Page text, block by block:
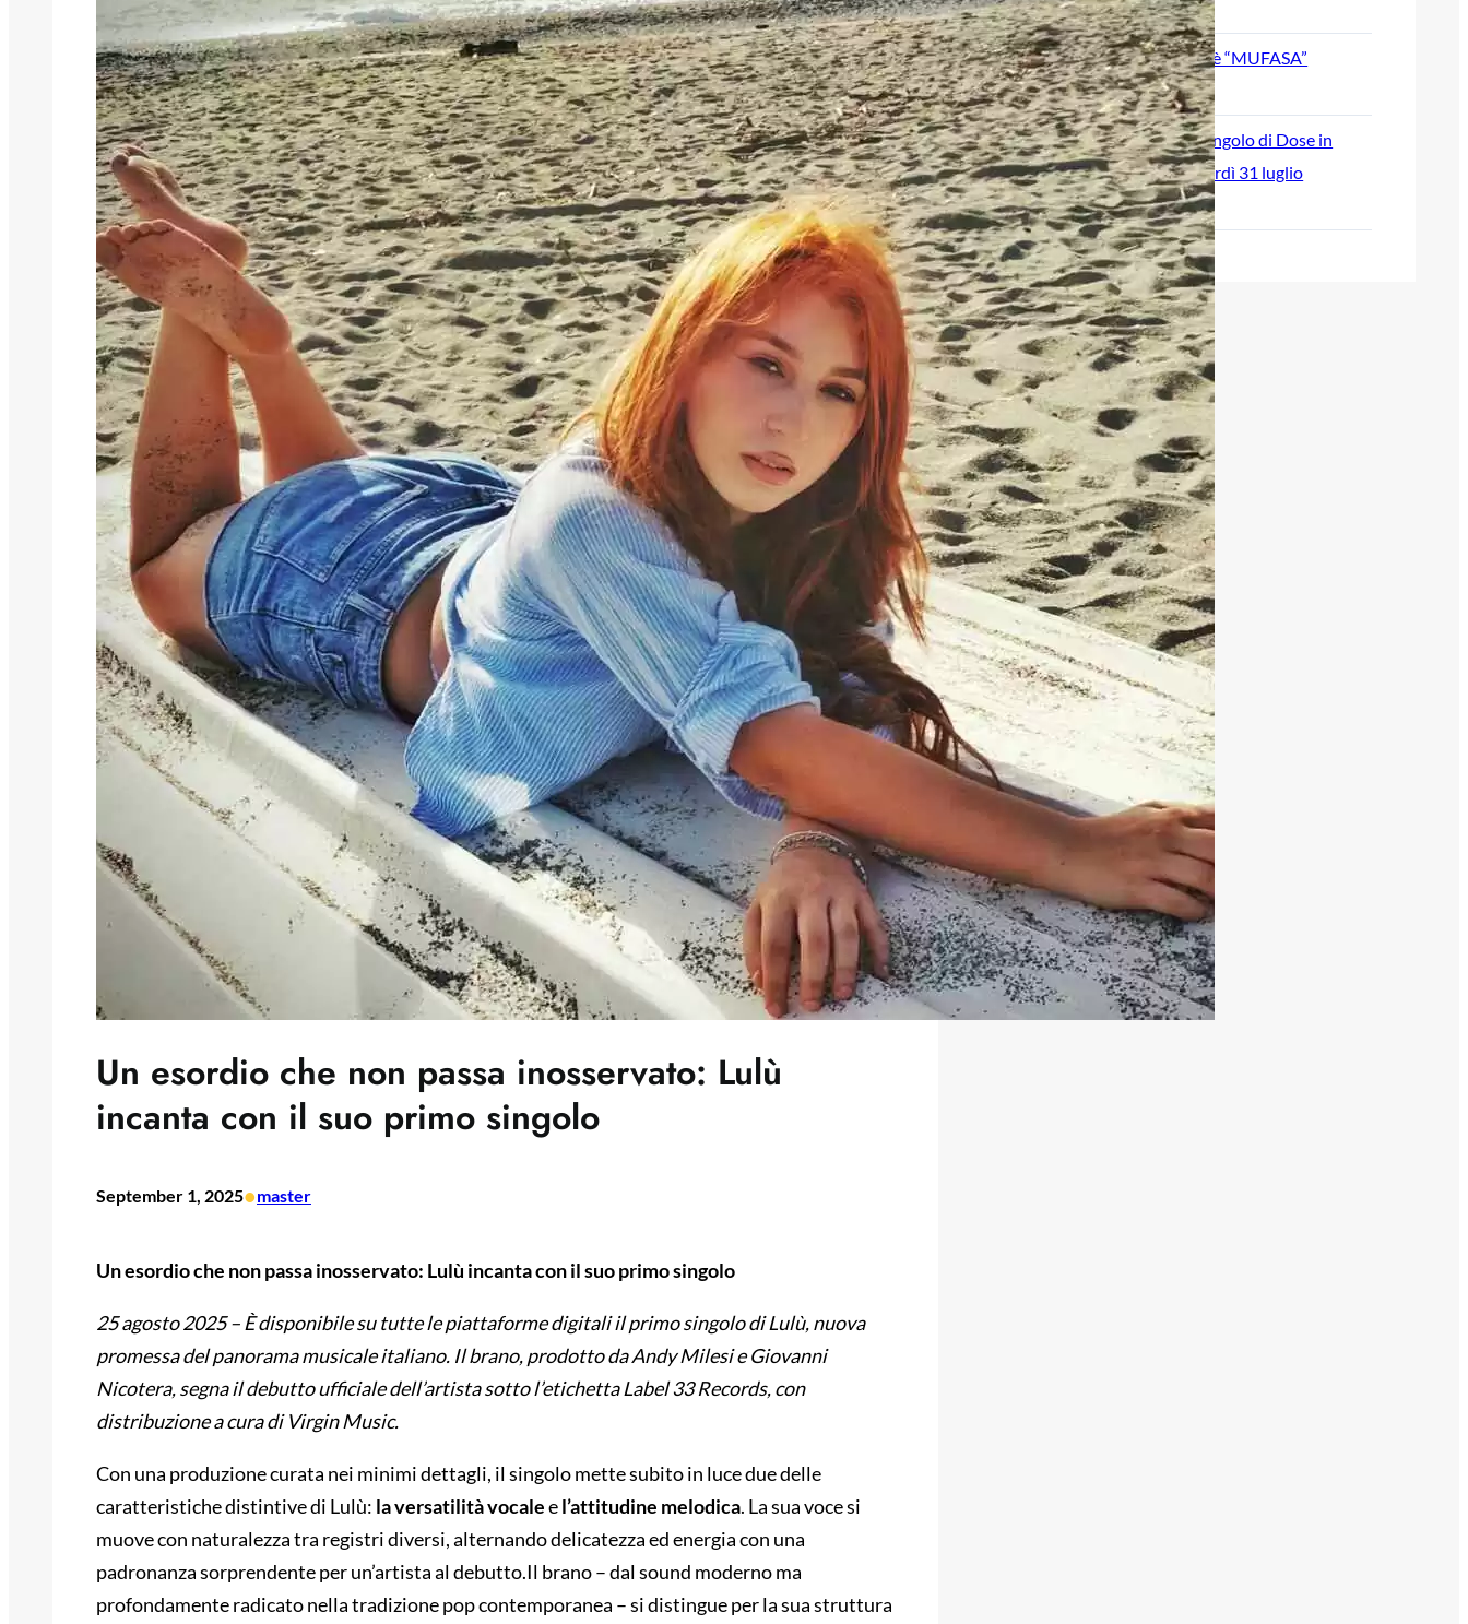
Un esordio che non passa inosservato: Lulù
incanta con il suo primo singolo
September 1, 2025•master
Un esordio che non passa inosservato: Lulù incanta con il suo primo singolo
25 agosto 2025 – È disponibile su tutte le piattaforme digitali il primo singolo di Lulù, nuova
promessa del panorama musicale italiano. Il brano, prodotto da Andy Milesi e Giovanni
Nicotera, segna il debutto ufficiale dell’artista sotto l’etichetta Label 33 Records, con
distribuzione a cura di Virgin Music.
Con una produzione curata nei minimi dettagli, il singolo mette subito in luce due delle
caratteristiche distintive di Lulù: la versatilità vocaleel’attitudine melodica. La sua voce si
muove con naturalezza tra registri diversi, alternando delicatezza ed energia con una
padronanza sorprendente per un’artista al debutto.Il brano – dal sound moderno ma
profondamente radicato nella tradizione pop contemporanea – si distingue per la sua struttura
August 5, 2026
SVOSIL: il nuovo singolo è “MUFASA”
July 30, 2026
“Break Time” è il nuovo singolo di Dose in
radio e in digitale da venerdì 31 luglio
July 28, 2026